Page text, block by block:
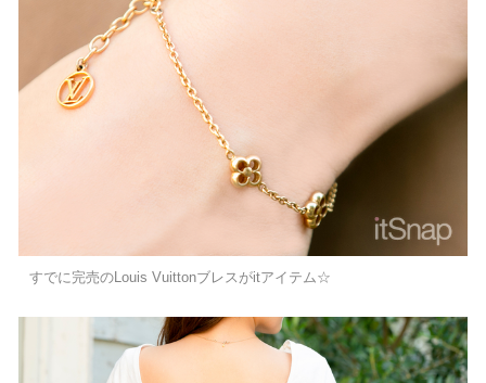
すでに完売のLouis Vuittonブレスがitアイテム☆